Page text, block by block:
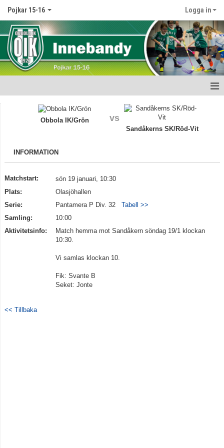
Pojkar 15-16 Logga in
Truppen
Dokument
Obbola IK/Grön vs
Sandåkerns SK/Röd-Vit
INFORMATION
Matchstart:
sön 19 januari, 10:30
Plats:
Olasjöhallen
Serie:
Pantamera P Div. 32 Tabell >>
Samling:
10:00
Aktivitetsinfo:
Match hemma mot Sandåkern söndag 19/1 klockan
10:30.
Vi samlas klockan 10.
Fik: Svante B
Seket: Jonte
<< Tillbaka